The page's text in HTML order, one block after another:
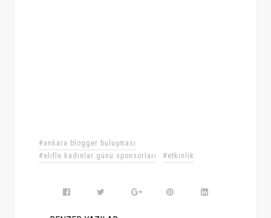
#ankara blogger buluşması
#elifle kadınlar günü sponsorları
#etkinlik